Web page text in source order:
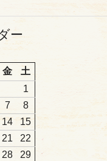
ー
金
土
1
7
8
14
15
21
22
28
29